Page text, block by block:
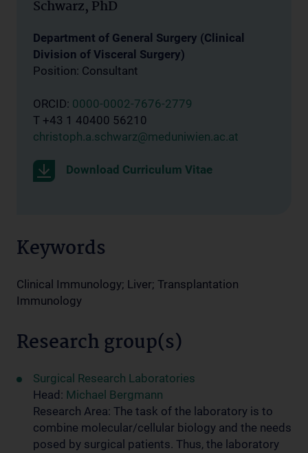
Schwarz, PhD
Department of General Surgery (Clinical
Division of Visceral Surgery)
Position: Consultant
ORCID: 0000-0002-7676-2779
T +43 1 40400 56210
christoph.a.schwarz@meduniwien.ac.at
Download Curriculum Vitae
Keywords
Clinical Immunology; Liver; Transplantation
Immunology
Research group(s)
Surgical Research Laboratories
Head: Michael Bergmann
Research Area: The task of the laboratory is to
combine molecular/cellular biology and the needs
posed by surgical patients. Thus, the laboratory